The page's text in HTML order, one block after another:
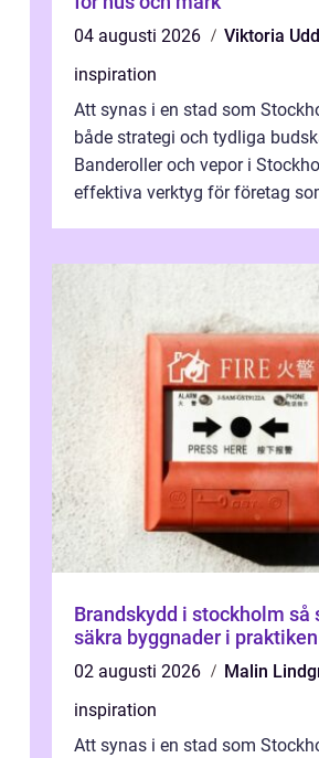
04 augusti 2026
Viktoria
inspiration
Att synas i en stad som
både strategi och tydliga
Banderoller och vepor i
effektiva verktyg för företag
Brandskydd i stockholm så skapar du
säkra byggnader i praktiken
02 augusti 2026
Malin
inspiration
Att synas i en stad som